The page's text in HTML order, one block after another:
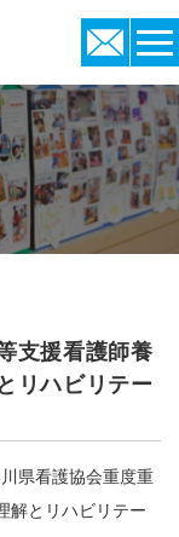
支援看護師養
リハビリテー
県看護協会重度重
解とリハビリテー